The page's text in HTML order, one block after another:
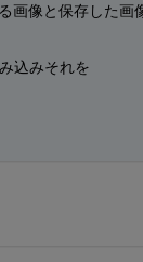
画像と保存した画
込みそれを